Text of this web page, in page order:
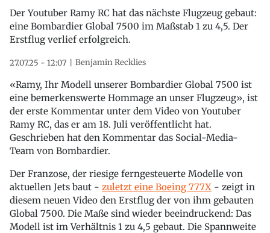
Der Youtuber Ramy RC hat das nächste Flugzeug gebaut:
eine Bombardier Global 7500 im Maßstab 1 zu 4,5. Der
Erstflug verlief erfolgreich.
27.07.25 - 12:07 Benjamin Recklies
«Ramy, Ihr Modell unserer Bombardier Global 7500 ist
eine bemerkenswerte Hommage an unser Flugzeug», ist
der erste Kommentar unter dem Video von Youtuber
Ramy RC, das er am 18. Juli veröffentlicht hat.
Geschrieben hat den Kommentar das Social-Media-
Team von Bombardier.
Der Franzose, der riesige ferngesteuerte Modelle von
aktuellen Jets baut - zuletzt eine Boeing 777X - zeigt in
diesem neuen Video den Erstflug der von ihm gebauten
Global 7500. Die Maße sind wieder beeindruckend: Das
Modell ist im Verhältnis 1 zu 4,5 gebaut. Die Spannweite